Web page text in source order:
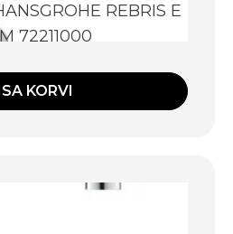
REBRIS E
72211000
KORVI